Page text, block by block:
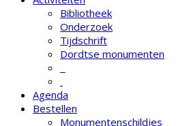
Bibliotheek
Onderzoek
Tijdschrift
Dordtse monumenten
Agenda
Bestellen
Monumentenschildjes